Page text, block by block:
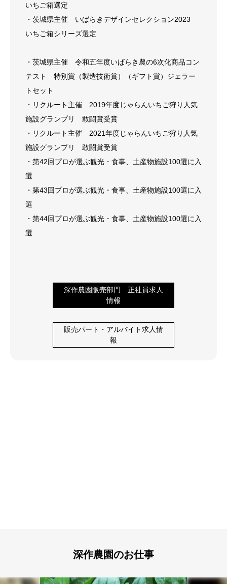
いちご箱選定
・茨城県主催 いばらきデザインセレクション2023
いちご箱シリーズ選定
・茨城県主催 令和五年度いばらき農の6次化商品コン
テスト 特別賞（製造技術賞）（ギフト賞）ジェラー
トセット
・リクルート主催 2019年度じゃらんいちご狩り人気
施設グランプリ 敢闘賞受賞
・リクルート主催 2021年度じゃらんいちご狩り人気
施設グランプリ 敢闘賞受賞
・第42回プロが選ぶ観光・食事、土産物施設100選に入
選
・第43回プロが選ぶ観光・食事、土産物施設100選に入
選
・第44回プロが選ぶ観光・食事、土産物施設100選に入
選
深作農園販売部門 正社員求人
情報
販売パート・アルバイト求人情
報
深作農園のお仕事